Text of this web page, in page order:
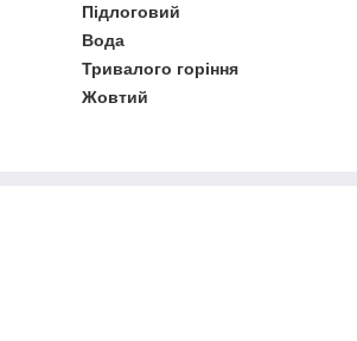
Підлоговий
Вода
Тривалого горіння
Жовтий